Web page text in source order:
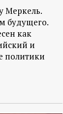
Меркель.
будущего.
как
и
политики